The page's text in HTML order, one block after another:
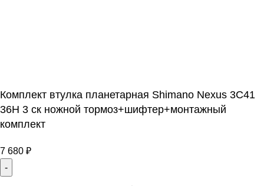
Комплект втулка планетарная Shimano Nexus 3C41
36H 3 ск ножной тормоз+шифтер+монтажный
комплект
7 680 ₽